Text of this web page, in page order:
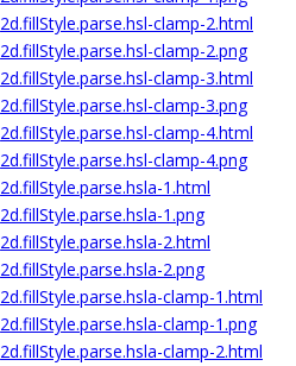
2d.fillStyle.parse.hsl-clamp-2.html
2d.fillStyle.parse.hsl-clamp-2.png
2d.fillStyle.parse.hsl-clamp-3.html
2d.fillStyle.parse.hsl-clamp-3.png
2d.fillStyle.parse.hsl-clamp-4.html
2d.fillStyle.parse.hsl-clamp-4.png
2d.fillStyle.parse.hsla-1.html
2d.fillStyle.parse.hsla-1.png
2d.fillStyle.parse.hsla-2.html
2d.fillStyle.parse.hsla-2.png
2d.fillStyle.parse.hsla-clamp-1.html
2d.fillStyle.parse.hsla-clamp-1.png
2d.fillStyle.parse.hsla-clamp-2.html